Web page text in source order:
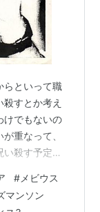
らといって職
すとか考え
けでもないの
重なって、
殺す予定は
るわけなの
お局の愚痴
# メビウス
マンソン